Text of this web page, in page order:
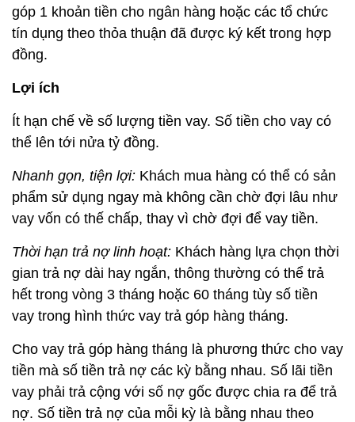
góp 1 khoản tiền cho ngân hàng hoặc các tổ chức
tín dụng theo thỏa thuận đã được ký kết trong hợp
đồng.
Lợi ích
Ít hạn chế về số lượng tiền vay. Số tiền cho vay có
thể lên tới nửa tỷ đồng.
Nhanh gọn, tiện lợi: Khách mua hàng có thể có sản
phẩm sử dụng ngay mà không cần chờ đợi lâu như
vay vốn có thế chấp, thay vì chờ đợi để vay tiền.
Thời hạn trả nợ linh hoạt: Khách hàng lựa chọn thời
gian trả nợ dài hay ngắn, thông thường có thể trả
hết trong vòng 3 tháng hoặc 60 tháng tùy số tiền
vay trong hình thức vay trả góp hàng tháng.
Cho vay trả góp hàng tháng là phương thức cho vay
tiền mà số tiền trả nợ các kỳ bằng nhau. Số lãi tiền
vay phải trả cộng với số nợ gốc được chia ra để trả
nợ. Số tiền trả nợ của mỗi kỳ là bằng nhau theo